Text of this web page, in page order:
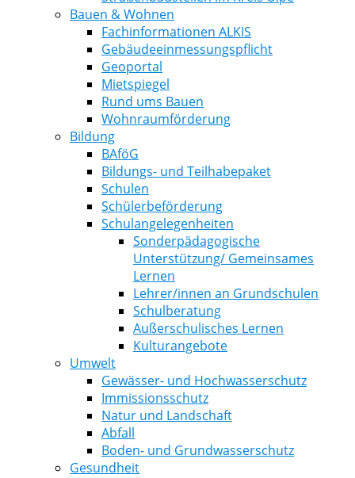
Bauen & Wohnen
Fachinformationen ALKIS
Gebäudeeinmessungspflicht
Geoportal
Mietspiegel
Rund ums Bauen
Wohnraumförderung
Bildung
BAföG
Bildungs- und Teilhabepaket
Schulen
Schülerbeförderung
Schulangelegenheiten
Sonderpädagogische
Unterstützung/ Gemeinsames
Lernen
Lehrer/innen an Grundschulen
Schulberatung
Außerschulisches Lernen
Kulturangebote
Umwelt
Gewässer- und Hochwasserschutz
Immissionsschutz
Natur und Landschaft
Abfall
Boden- und Grundwasserschutz
Gesundheit